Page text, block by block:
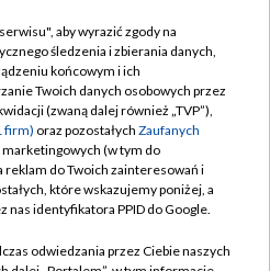
TVP
TVP
prywatności
zgody
Pomoc
aby wyrazić zgody na
śledzenia i zbierania danych,
końcowym i ich
Twoich danych osobowych przez
(zwaną dalej również „TVP”),
firm) oraz pozostałych Zaufanych
marketingowych (w tym do
do Twoich zainteresowań i
które wskazujemy poniżej, a
nas identyfikatora PPID do Google.
odwiedzania przez Ciebie naszych